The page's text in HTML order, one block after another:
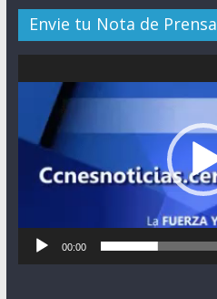
Envie tu Nota de Prensa
de
00:00